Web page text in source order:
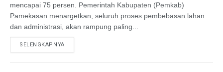
mencapai 75 persen. Pemerintah Kabupaten (Pemkab)
Pamekasan menargetkan, seluruh proses pembebasan lahan
dan administrasi, akan rampung paling...
SELENGKAPNYA